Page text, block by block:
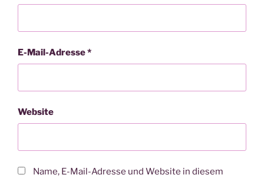
E-Mail-Adresse*
Website
Name, E-Mail-Adresse und Website in diesem